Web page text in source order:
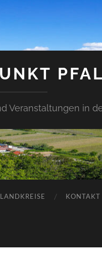
Veranstaltungen in
KONTAKT